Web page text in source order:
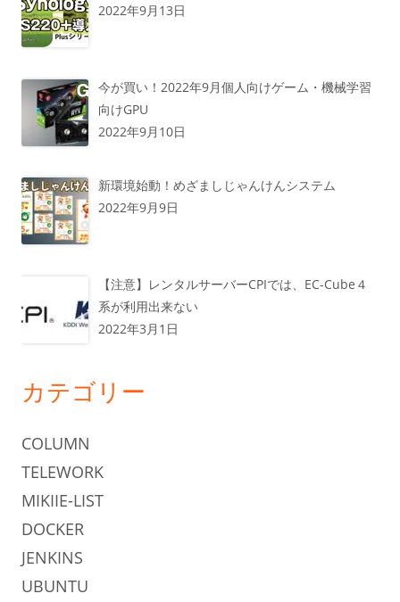
2022年9月13日
今が買い！2022年9月個人向けゲーム・機械学習
向けGPU
2022年9月10日
新環境始動！めざましじゃんけんシステム
2022年9月9日
【注意】レンタルサーバーCPIでは、EC-Cube４
系が利用出来ない
2022年3月1日
カテゴリー
COLUMN
TELEWORK
MIKIIE-LIST
DOCKER
JENKINS
UBUNTU